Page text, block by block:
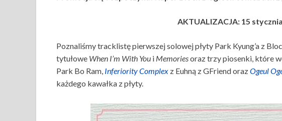
AKTUALIZACJA: 15
Poznaliśmy tracklistę pierwszej solowej płyty Park Kyung’a z
tytułowe When I’m With You i Memoriesoraz trzy piosenki, które
Park Bo Ram, Inferiority Complex z Euhną z GFriend orazOgeul
każdego kawałka z płyty.